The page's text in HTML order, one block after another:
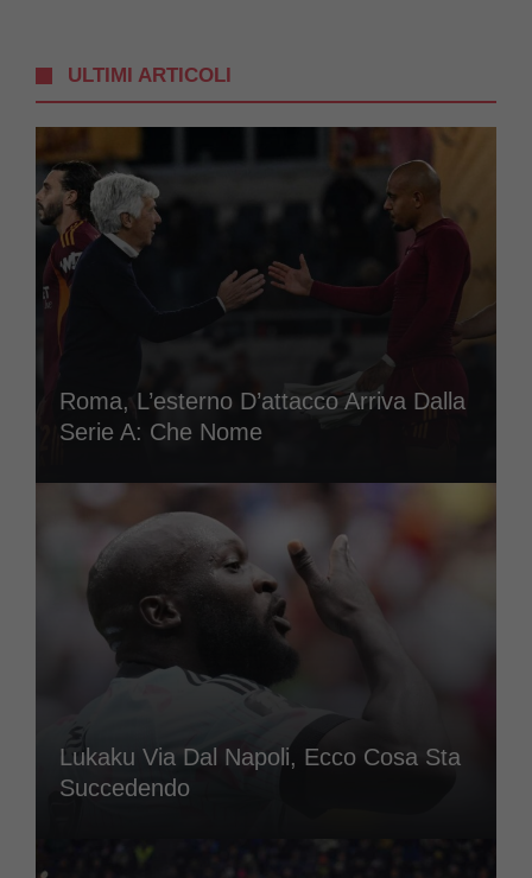
ULTIMI ARTICOLI
Roma, L’esterno D’attacco Arriva Dalla
Serie A: Che Nome
Lukaku Via Dal Napoli, Ecco Cosa Sta
Succedendo